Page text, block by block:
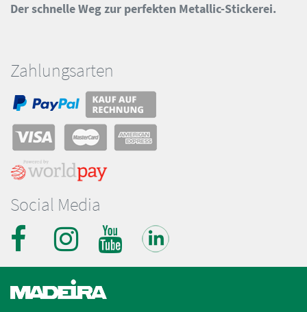
Zahlungsarten
Social Media
Der schnelle Weg zur perfekten Metallic-Stickerei.